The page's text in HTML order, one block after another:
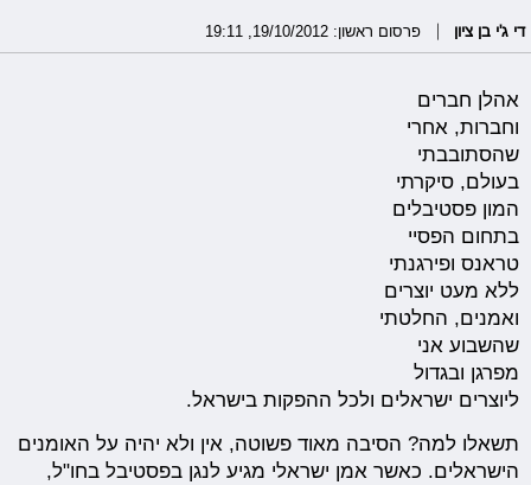
די ג'י בן ציון פרסום ראשון: 19/10/2012, 19:11
אהלן חברים
וחברות, אחרי
שהסתובבתי
בעולם, סיקרתי
המון פסטיבלים
בתחום הפסיי
טראנס ופירגנתי
ללא מעט יוצרים
ואמנים, החלטתי
שהשבוע אני
מפרגן ובגדול
ליוצרים ישראלים ולכל ההפקות בישראל.
תשאלו למה? הסיבה מאוד פשוטה, אין ולא יהיה על האומנים
הישראלים. כאשר אמן ישראלי מגיע לנגן בפסטיבל בחו"ל,